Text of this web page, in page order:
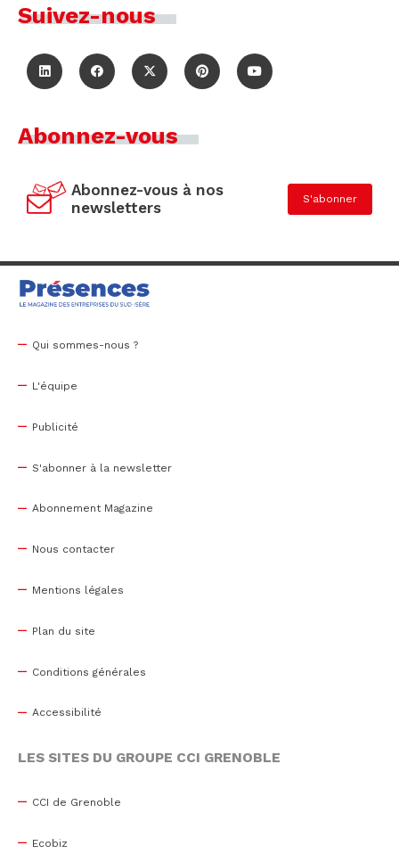
Suivez-nous
Abonnez-vous
Abonnez-vous à nos
newsletters
S'abonner
Qui sommes-nous ?
L'équipe
Publicité
S'abonner à la newsletter
Abonnement Magazine
Nous contacter
Mentions légales
Plan du site
Conditions générales
Accessibilité
LES SITES DU GROUPE CCI GRENOBLE
CCI de Grenoble
Ecobiz